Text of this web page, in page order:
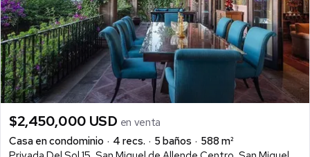
$2,450,000 USD en venta
Casa en condominio
4 recs. 5 baños
588 m²